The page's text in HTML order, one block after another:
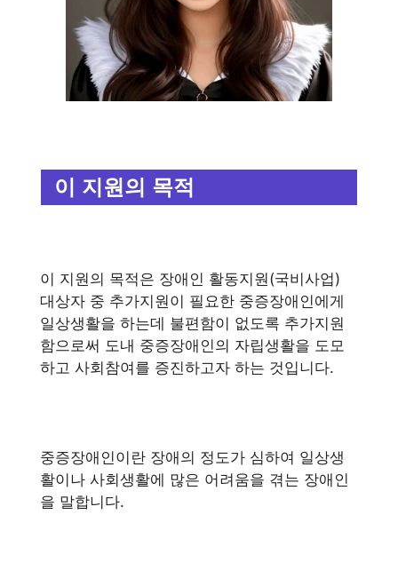
이 지원의 목적
이 지원의 목적은 장애인 활동지원(국비사업)
대상자 중 추가지원이 필요한 중증장애인에게
일상생활을 하는데 불편함이 없도록 추가지원
함으로써 도내 중증장애인의 자립생활을 도모
하고 사회참여를 증진하고자 하는 것입니다.
중증장애인이란 장애의 정도가 심하여 일상생
활이나 사회생활에 많은 어려움을 겪는 장애인
을 말합니다.